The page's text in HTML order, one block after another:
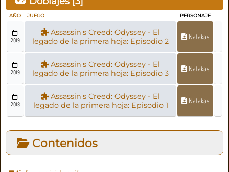
AÑO JUEGO PERSONAJE
2019
Assassin's Creed: Odyssey - El
legado de la primera hoja: Episodio 2
Natakas
2019
Assassin's Creed: Odyssey - El
legado de la primera hoja: Episodio 3
Natakas
2018
Assassin's Creed: Odyssey - El
legado de la primera hoja: Episodio 1
Natakas
Contenidos